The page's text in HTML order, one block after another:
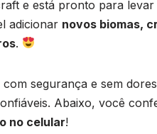
e está pronto para
adicionar novos biomas,
.
segurança e sem
Abaixo, você
no celular!